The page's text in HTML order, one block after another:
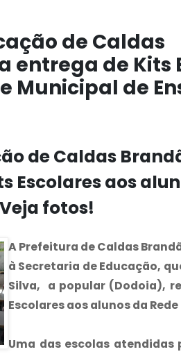
de Caldas
entrega de Kits
Municipal de
de Caldas
Escolares aos
fotos!
A Prefeitura de Caldas
à Secretaria de Educação,
Silva, a popular (Dodoia),
Escolares aos alunos da Rede
Uma das escolas atendidas